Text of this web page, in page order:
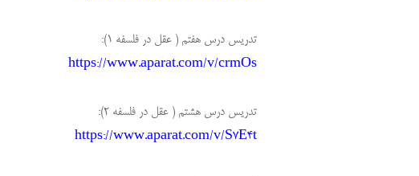
تدریس درس هفتم ( عقل در فلسفه 1):
https://www.aparat.com/v/crmOs
تدریس درس هشتم ( عقل در فلسفه 2):
https://www.aparat.com/v/S7E4t